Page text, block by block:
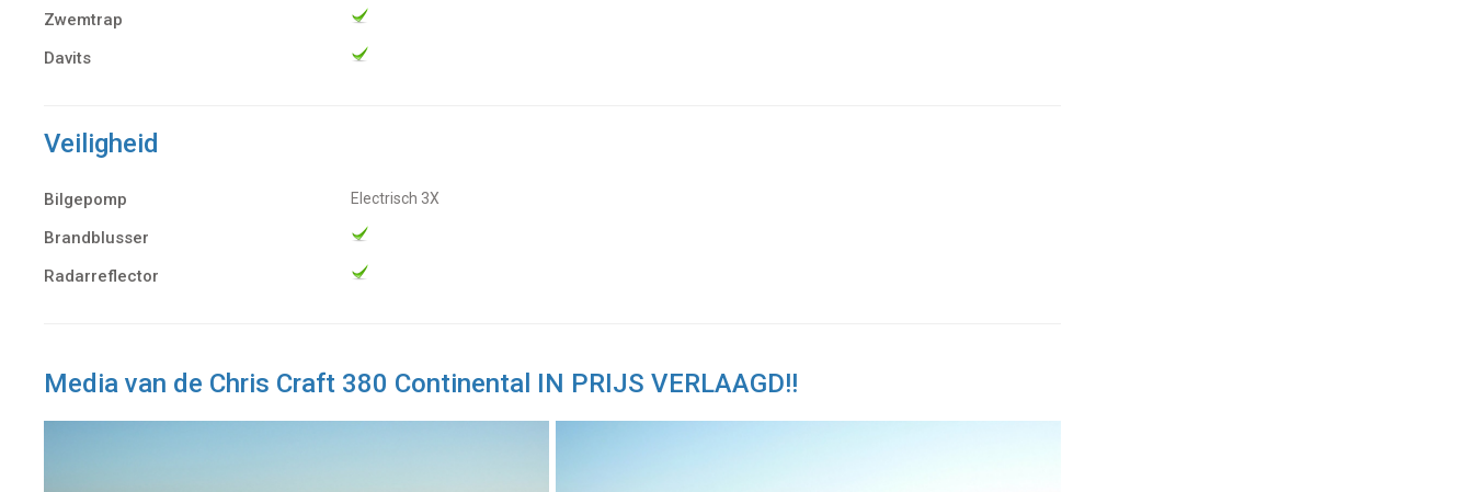
Zwemtrap
Davits
Veiligheid
Bilgepomp electrisch 3X
Brandblusser
Radarreflector
Media van de Chris Craft 380 Continental IN PRIJS VERLAAGD!!